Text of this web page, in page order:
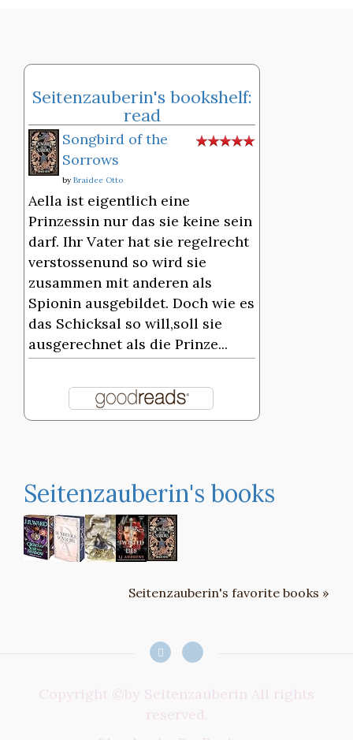
Seitenzauberin's bookshelf:
read
Songbird of the
Sorrows
by Braidee Otto
Aella ist eigentlich eine
Prinzessin nur das sie keine sein
darf. Ihr Vater hat sie regelrecht
verstossenund so wird sie
zusammen mit anderen als
Spionin ausgebildet. Doch wie es
das Schicksal so will,soll sie
ausgerechnet als die Prinze...
Seitenzauberin's books
Seitenzauberin's favorite books »
Copyright ©by Seitenzauberin All rights
reserved.